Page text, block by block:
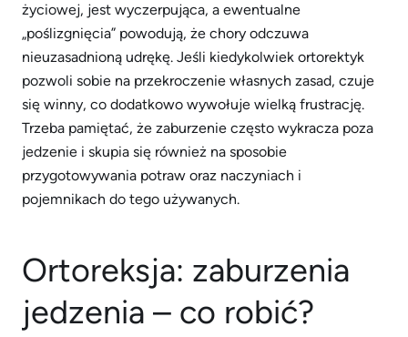
życiowej, jest wyczerpująca, a ewentualne
„poślizgnięcia” powodują, że chory odczuwa
nieuzasadnioną udrękę. Jeśli kiedykolwiek ortorektyk
pozwoli sobie na przekroczenie własnych zasad, czuje
się winny, co dodatkowo wywołuje wielką frustrację.
Trzeba pamiętać, że zaburzenie często wykracza poza
jedzenie i skupia się również na sposobie
przygotowywania potraw oraz naczyniach i
pojemnikach do tego używanych.
Ortoreksja: zaburzenia
jedzenia – co robić?